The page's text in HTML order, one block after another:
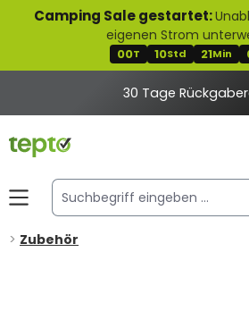
springen
Camping Sale gestartet:
eigenen Strom
00T 10Std 21Min
30 Tage
Zubehör